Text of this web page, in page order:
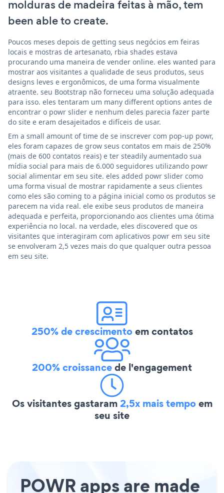
molduras de madeira feitas à mão, tem
been able to create.
Poucos meses depois de getting seus negócios em feiras
locais e mostras de artesanato, rbia shades estava
procurando uma maneira de vender online. eles wanted para
mostrar aos visitantes a qualidade de seus produtos, seus
designs leves e ergonômicos, de uma forma visualmente
atraente. seu Bootstrap não forneceu uma solução adequada
para isso. eles tentaram um many different options antes de
encontrar o powr slider e nenhum deles parecia fazer parte
do site e eram desajeitados e difíceis de usar.
Em a small amount of time de se inscrever com pop-up powr,
eles foram capazes de grow seus contatos em mais de 250%
(mais de 600 contatos reais) e ter steadily aumentado sua
mídia social para mais de 6.000 seguidores utilizando powr
social alimentar em seu site. eles added powr slider como
uma forma visual de mostrar rapidamente a seus clientes
como eles são coming to a página inicial como os produtos se
parecem na vida real. ele exibe seus produtos de maneira
adequada e perfeita, proporcionando aos clientes uma ótima
experiência no local. na verdade, eles discovered que os
visitantes que interagiram com aplicativos powr em seu site
se envolveram 2,5 vezes mais do que qualquer outra pessoa
em seu site.
250% de crescimentoem contatos
200% croissancede l'engagement
Os visitantes gastaram2,5x mais tempoem
seu site
POWR apps are made